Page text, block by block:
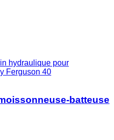
hydraulique pour
Ferguson 40
batteuse